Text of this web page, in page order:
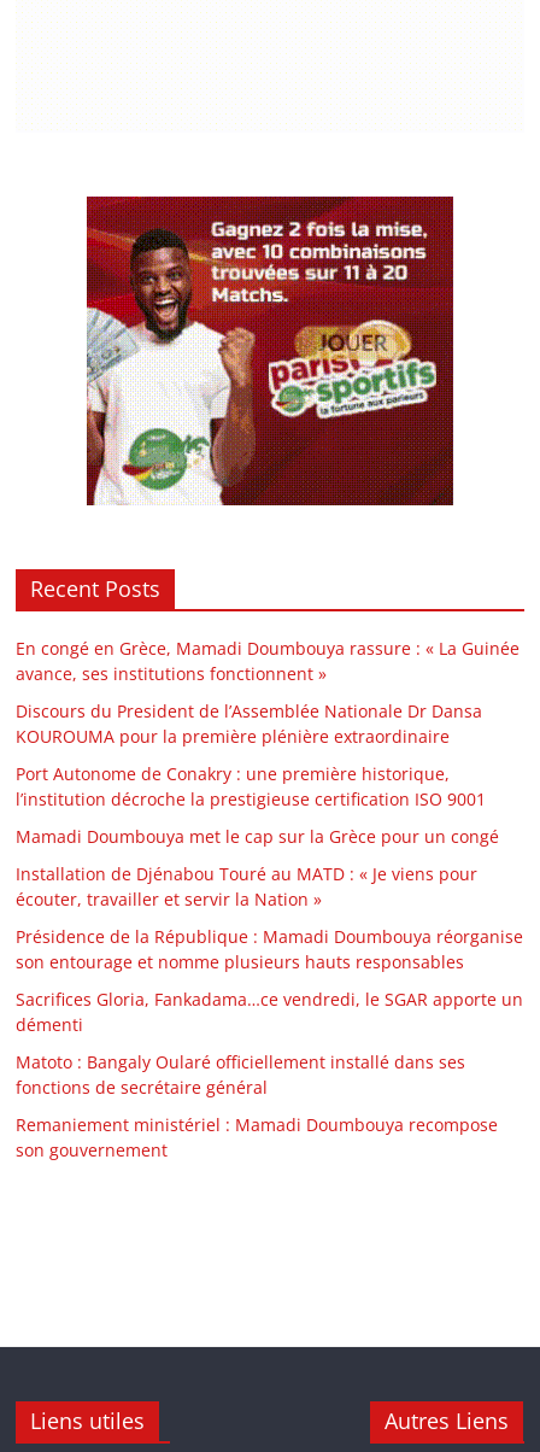
Recent Posts
En congé en Grèce, Mamadi Doumbouya rassure : « La Guinée
avance, ses institutions fonctionnent »
Discours du President de l’Assemblée Nationale Dr Dansa
KOUROUMA pour la première plénière extraordinaire
Port Autonome de Conakry : une première historique,
l’institution décroche la prestigieuse certification ISO 9001
Mamadi Doumbouya met le cap sur la Grèce pour un congé
Installation de Djénabou Touré au MATD : « Je viens pour
écouter, travailler et servir la Nation »
Présidence de la République : Mamadi Doumbouya réorganise
son entourage et nomme plusieurs hauts responsables
Sacrifices Gloria, Fankadama…ce vendredi, le SGAR apporte un
démenti
Matoto : Bangaly Oularé officiellement installé dans ses
fonctions de secrétaire général
Remaniement ministériel : Mamadi Doumbouya recompose
son gouvernement
Liens utiles Autres Liens